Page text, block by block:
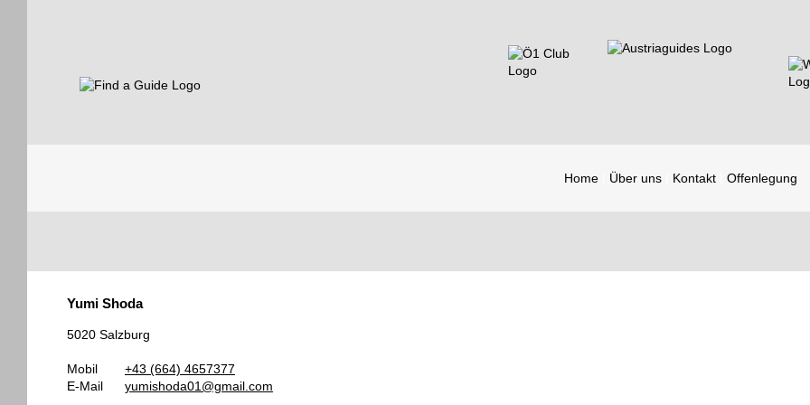
Home Über uns Kontakt Offenlegung
Guides
Yumi Shoda
5020 Salzburg
Mobil
+43 (664) 4657377
E-Mail
yumishoda01@gmail.com